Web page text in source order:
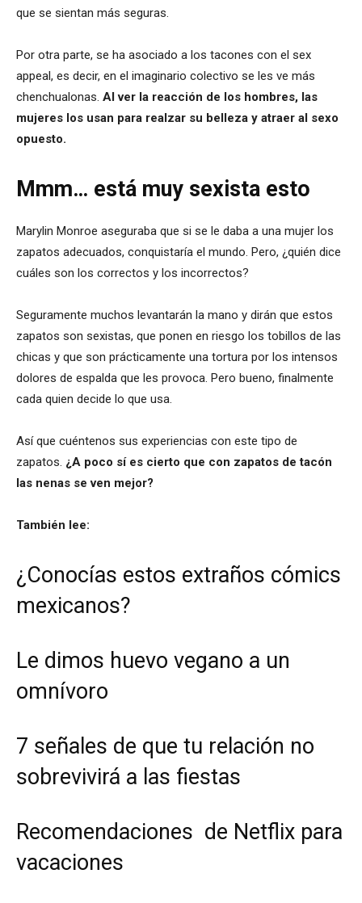
que se sientan más seguras.
Por otra parte, se ha asociado a los tacones con el sex
appeal, es decir, en el imaginario colectivo se les ve más
chenchualonas. Al ver la reacción de los hombres, las
mujeres los usan para realzar su belleza y atraer al sexo
opuesto.
Mmm… está muy sexista esto
Marylin Monroe aseguraba que si se le daba a una mujer los
zapatos adecuados, conquistaría el mundo. Pero, ¿quién dice
cuáles son los correctos y los incorrectos?
Seguramente muchos levantarán la mano y dirán que estos
zapatos son sexistas, que ponen en riesgo los tobillos de las
chicas y que son prácticamente una tortura por los intensos
dolores de espalda que les provoca. Pero bueno, finalmente
cada quien decide lo que usa.
Así que cuéntenos sus experiencias con este tipo de
zapatos. ¿A poco sí es cierto que con zapatos de tacón
las nenas se ven mejor?
También lee:
¿Conocías estos extraños cómics
mexicanos?
Le dimos huevo vegano a un
omnívoro
7 señales de que tu relación no
sobrevivirá a las fiestas
Recomendaciones de Netflix para
vacaciones